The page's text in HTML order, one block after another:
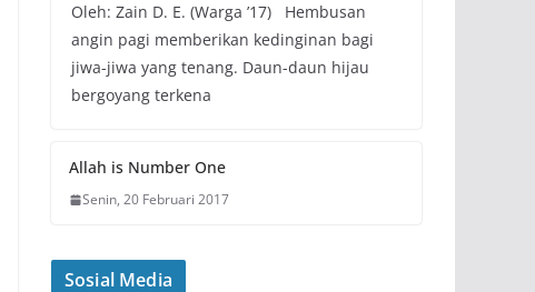
Oleh: Zain D. E. (Warga ’17) Hembusan
angin pagi memberikan kedinginan bagi
jiwa-jiwa yang tenang. Daun-daun hijau
bergoyang terkena
Allah is Number One
Senin, 20 Februari 2017
Sosial Media